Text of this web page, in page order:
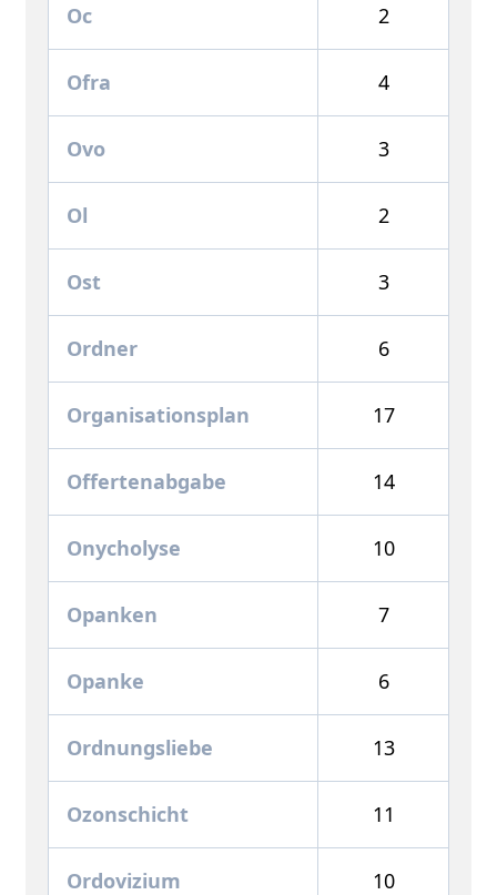
Oc 2
Ofra 4
Ovo 3
Ol 2
Ost 3
Ordner 6
Organisationsplan 17
Offertenabgabe 14
Onycholyse 10
Opanken 7
Opanke 6
Ordnungsliebe 13
Ozonschicht 11
Ordovizium 10